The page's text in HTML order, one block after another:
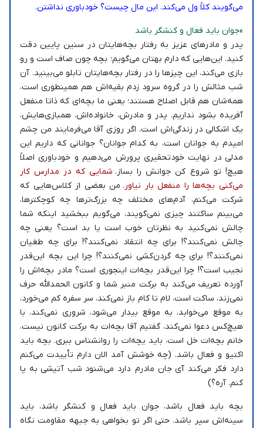
می‌گویند کلاً ول می‌کند. این مال چیست؟ خودباوری نداشتن.
»جوان باید فعال و کنشگر باشد
پدر و مادرهای عزیز به رفتار بچه‌هایتان در سنین پایین دقت
کنید. این‌هایی که دارم بهتان می‌گویم؛ بچه چون صاف است و رو
بازی می‌کند، این چیز‌ها را در رفتار بچه‌هایتان تابلو می‌بینید. آن
شب مثالش را در گروه سرود زدم بقیه‌اش هم همینطوری است،
همه‌شان هم قابل اصلاح هستند؛ یعنی ما بچه‌ای که ذاتا منفعل
آفریده بشود نداریم. پدر و مادرش، خانواده‌اش، همبازی‌هایش،
یک اشکالی در زندگی‌اش است. اگر روزی آقا می‌فرمایند من چشم
امیدم به جوانان است، به کدام جوانان؟ جوانانی که داریم این
مدلی در نهایت خودتحقیری پرورش می‌دهیم و خودباوری اصلاً
هیچ! تو شروع کن جوانش را بساز. شمایی که در مدارس کار
می‌کنی بچه‌ها را منفعل بار نیاور. من بعضی از کلاس‌هایی که
شرکت می‌کنم، آدم‌‌های مختلف چه بزرگ‌ترها چه کوچکترها،
می‌بینم ساکتند چیزی نمی‌گویند، می‌گویم ببخشید اینکه شما
چالش نمی‌کنید به نظرتان خوب است یا بد است؟ یعنی چه
چالش نمی‌کنند؟! برای چه انتقاد نمی‌کنند؟! برای چه طغیان
نمی‌کنند؟! برای چه گردن‌کشی نمی‌کنند؟! چرا این بچه این‌قدر
نجیب است؟! چرا این‌قدر بچه‌ات اینجوری است؟ مادر بچه‌اش را
آورده تعریف می‌کند به برکت منبر شما و کانون الحمدالله حرف
نمی‌زند، ساکت است، لام تا کام باز نمی‌کند، سر سفره کم می‌خورد،
به موقع می‌خوابد، به موقع بیدار می‌شود، شروری نمی‌کند، با
هیچ‌کس دعوا نمی‌کند، گفتیم آقا بچه‌ات به برکت کانون نیست،
خانم بچه‌ات خل است، باید یچه‌ات را روانشناس ببری. بچه باید
اکتیو و فعال باشد. (چه خوشش آمد الان دارم تأییدت می‌کنم
دارد فکر می‌کند آی جان مادرم دارد می‌شنود شب آتیشی به پا
کنم. آره؟)
بچه باید فعال باشد، جوان باید فعال و کنشگر باشد، باید
سینه‌اش سپر باشد. حتی اگر تو بخواهی به جبهه مقاومت نگاه